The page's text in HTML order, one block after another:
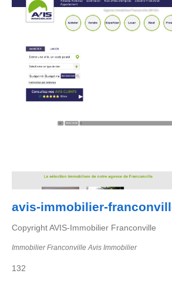
avis-immobilier-
Copyright AVIS-Immobilier Franconville
Immobilier Franconville Avis Immobilier
132